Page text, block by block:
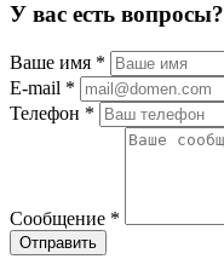
У вас есть вопросы?
Ваше имя *
E-mail *
Телефон *
Сообщение *